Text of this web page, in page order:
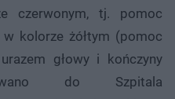
czerwonym, tj. pomoc
kolorze żółtym (pomoc
głowy i kończyny
do Szpitala